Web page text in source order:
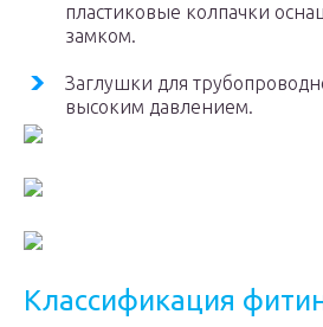
пластиковые колпачки
замком.
Заглушки для
высоким давлением.
Классификация